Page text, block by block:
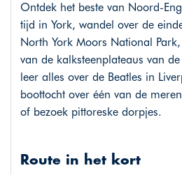
Ontdek het beste van Noord-
tijd in York, wandel over de
North York Moors National
van de kalksteenplateaus van
leer alles over de Beatles in
boottocht over één van de
of bezoek pittoreske dorpjes.
Route in het kort